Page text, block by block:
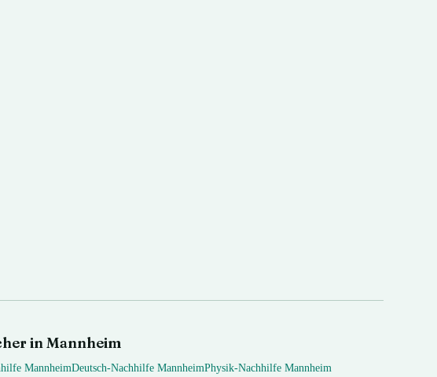
inMannheim
MannheimDeutsch-Nachhilfe MannheimPhysik-Nachhilfe Mannheim